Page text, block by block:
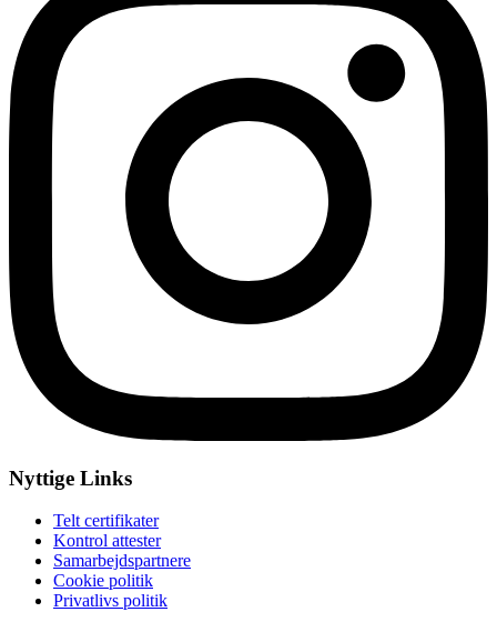
Nyttige Links
Telt certifikater
Kontrol attester
Samarbejdspartnere
Cookie politik
Privatlivs politik